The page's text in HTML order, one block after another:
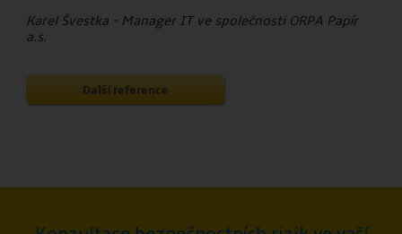
Karel Švestka - Manager IT ve společnosti ORPA Papír
a.s.
Další reference